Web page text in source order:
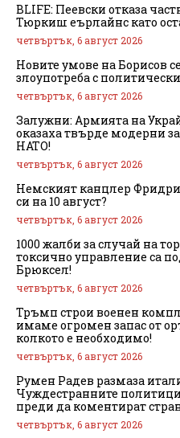
BLIFE: Пеевски отказа
Тюркиш еърлайнс като
четвъртък, 6 август 2026
Новите умове на Борисов
злоупотреба с
четвъртък, 6 август 2026
Залужни: Армията на
оказаха твърде модерни
НАТО!
четвъртък, 6 август 2026
Немският канцлер
си на 10 август?
четвъртък, 6 август 2026
1000 жалби за случай на
токсично управление са
Брюксел!
четвъртък, 6 август 2026
Тръмп строи военен
имаме огромен запас от
колкото е необходимо!
четвъртък, 6 август 2026
Румен Радев размаза
Чуждестранните политици
преди да коментират
четвъртък, 6 август 2026